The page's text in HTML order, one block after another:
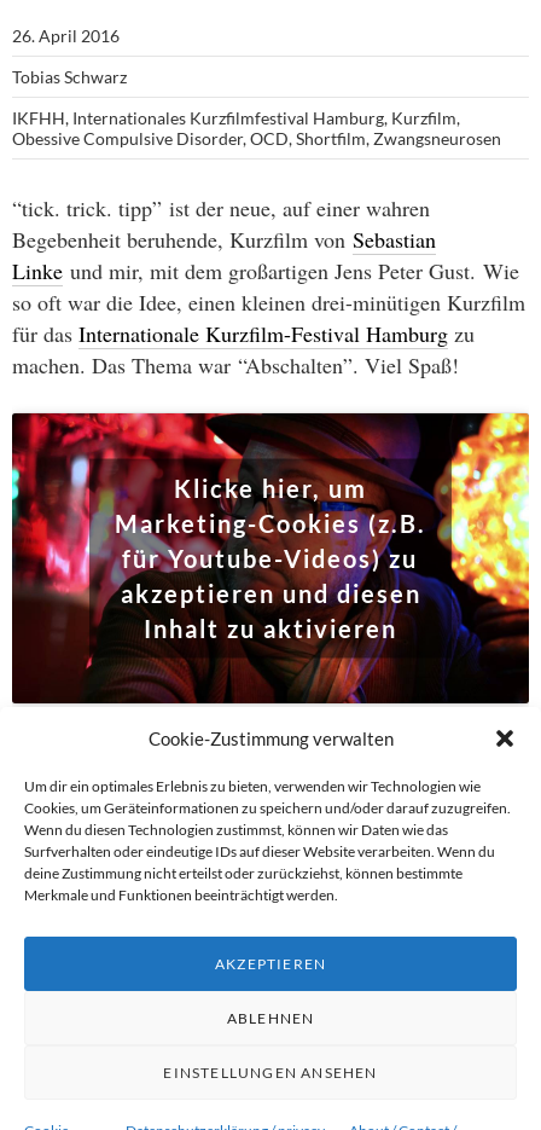
Cookie-Zustimmung verwalten
Um dir ein optimales Erlebnis zu bieten, verwenden wir Technologien wie
Cookies, um Geräteinformationen zu speichern und/oder darauf zuzugreifen.
Wenn du diesen Technologien zustimmst, können wir Daten wie das
Surfverhalten oder eindeutige IDs auf dieser Website verarbeiten. Wenn du
deine Zustimmung nicht erteilst oder zurückziehst, können bestimmte
Merkmale und Funktionen beeinträchtigt werden.
AKZEPTIEREN
ABLEHNEN
EINSTELLUNGEN ANSEHEN
26. April 2016
Tobias Schwarz
IKFHH, Internationales Kurzfilmfestival Hamburg, Kurzfilm,
Obessive Compulsive Disorder,OCD,Shortfilm,Zwangsneurosen
“tick. trick. tipp” ist der neue, auf einer wahren
Begebenheit beruhende, Kurzfilm von Sebastian
Linke und mir, mit dem großartigen Jens Peter Gust. Wie
so oft war die Idee, einen kleinen drei-minütigen Kurzfilm
für das Internationale Kurzfilm-Festival Hamburg zu
machen. Das Thema war “Abschalten”. Viel Spaß!
Klicke hier, um
Marketing-Cookies (z.B.
für Youtube-Videos) zu
akzeptieren und diesen
Inhalt zu aktivieren
Beitragsnavigation
→
←